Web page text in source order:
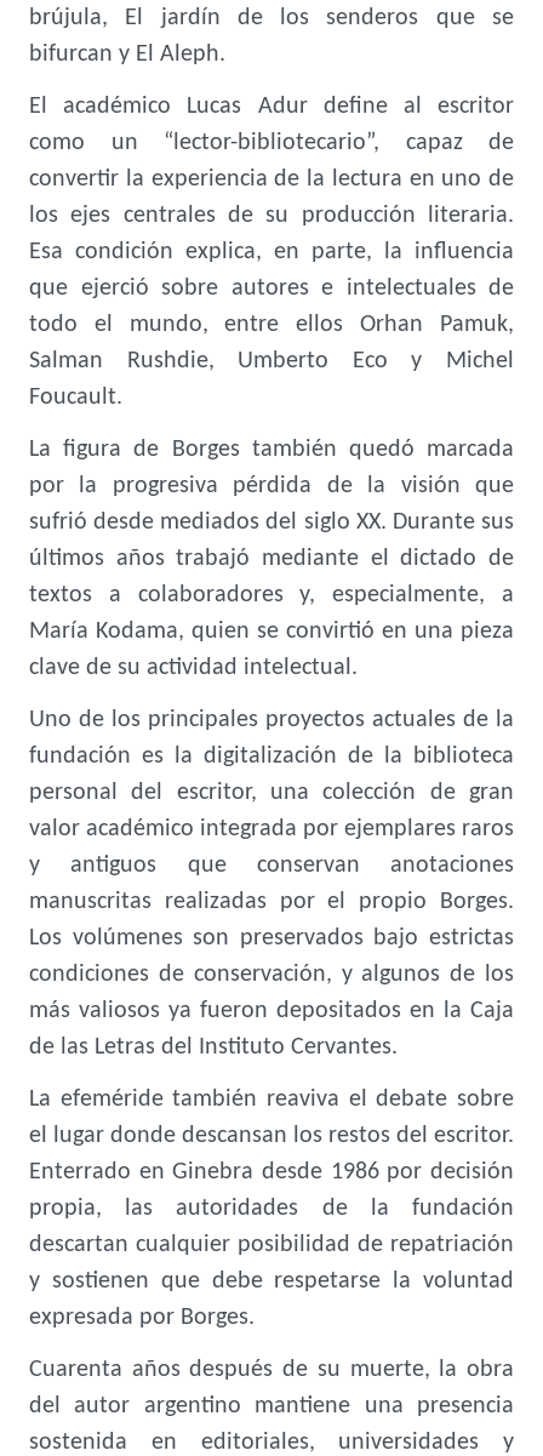
brújula, El jardín de los senderos que se
bifurcan y El Aleph.
El académico Lucas Adur define al escritor
como un “lector-bibliotecario”, capaz de
convertir la experiencia de la lectura en uno de
los ejes centrales de su producción literaria.
Esa condición explica, en parte, la influencia
que ejerció sobre autores e intelectuales de
todo el mundo, entre ellos Orhan Pamuk,
Salman Rushdie, Umberto Eco y Michel
Foucault.
La figura de Borges también quedó marcada
por la progresiva pérdida de la visión que
sufrió desde mediados del siglo XX. Durante sus
últimos años trabajó mediante el dictado de
textos a colaboradores y, especialmente, a
María Kodama, quien se convirtió en una pieza
clave de su actividad intelectual.
Uno de los principales proyectos actuales de la
fundación es la digitalización de la biblioteca
personal del escritor, una colección de gran
valor académico integrada por ejemplares raros
y antiguos que conservan anotaciones
manuscritas realizadas por el propio Borges.
Los volúmenes son preservados bajo estrictas
condiciones de conservación, y algunos de los
más valiosos ya fueron depositados en la Caja
de las Letras del Instituto Cervantes.
La efeméride también reaviva el debate sobre
el lugar donde descansan los restos del escritor.
Enterrado en Ginebra desde 1986 por decisión
propia, las autoridades de la fundación
descartan cualquier posibilidad de repatriación
y sostienen que debe respetarse la voluntad
expresada por Borges.
Cuarenta años después de su muerte, la obra
del autor argentino mantiene una presencia
sostenida en editoriales, universidades y